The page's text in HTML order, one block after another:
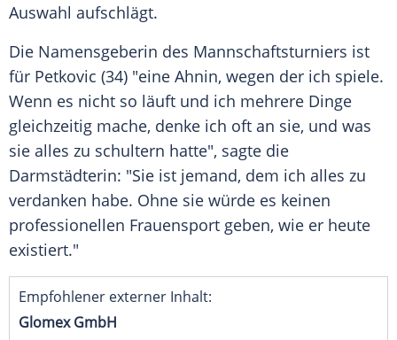
Auswahl aufschlägt.
Die Namensgeberin des Mannschaftsturniers ist
für Petkovic (34) "eine Ahnin, wegen der ich spiele.
Wenn es nicht so läuft und ich mehrere Dinge
gleichzeitig mache, denke ich oft an sie, und was
sie alles zu schultern hatte", sagte die
Darmstädterin: "Sie ist jemand, dem ich alles zu
verdanken habe. Ohne sie würde es keinen
professionellen Frauensport geben, wie er heute
existiert."
Empfohlener externer Inhalt:
Glomex GmbH